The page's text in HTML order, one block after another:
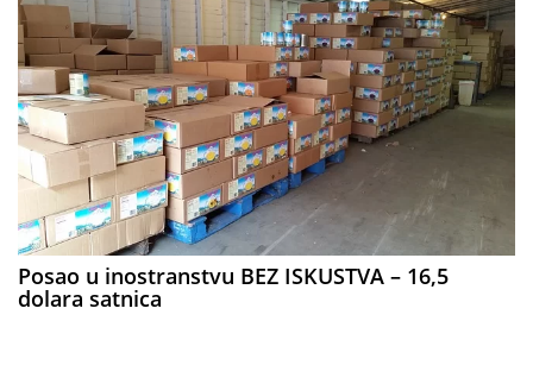
Posao u inostranstvu BEZ ISKUSTVA – 16,5
dolara satnica